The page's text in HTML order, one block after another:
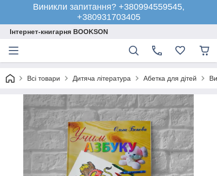
Виникли запитання? +380994559545,
+380931703405
Інтернет-книгарня BOOKSON
Всі товари Дитяча література Абетка для дітей